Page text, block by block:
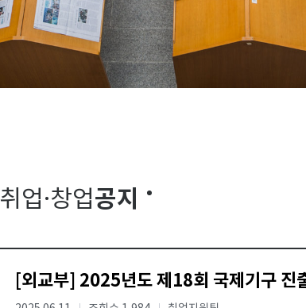
취업·창업공지
[외교부] 2025년도 제18회 국제기구 진